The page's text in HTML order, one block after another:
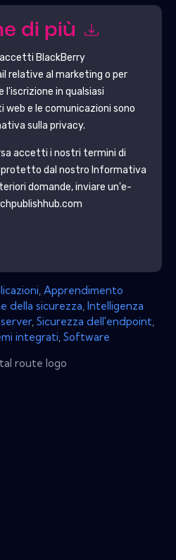
di più
accetti BlackBerry
relative al marketing o per
l'iscrizione in qualsiasi
web e le comunicazioni sono
sulla privacy.
accetti i nostri termini di
dal nostro Informativa
domande, inviare un'e-
Apprendimento
della sicurezza Intelligenza
server, Sicurezza dell'endpoint
integrati Software